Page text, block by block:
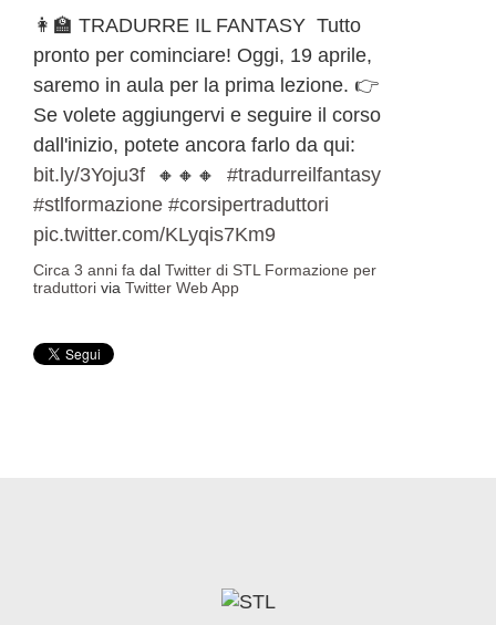
👩‍🏫 TRADURRE IL FANTASY Tutto
pronto per cominciare! Oggi, 19 aprile,
saremo in aula per la prima lezione. 👉
Se volete aggiungervi e seguire il corso
dall'inizio, potete ancora farlo da qui:
bit.ly/3Yoju3f 🔸🔸🔸 #tradurreilfantasy
#stlformazione #corsipertraduttori
pic.twitter.com/KLyqis7Km9
Circa 3 anni fa dal Twitter di STL Formazione per
traduttori via Twitter Web App